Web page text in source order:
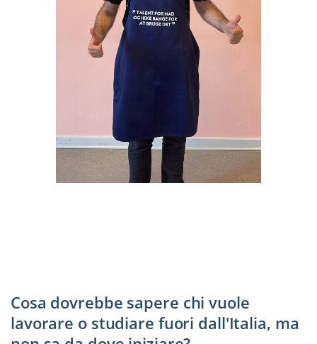
Cosa dovrebbe sapere chi vuole
lavorare o studiare fuori dall'Italia, ma